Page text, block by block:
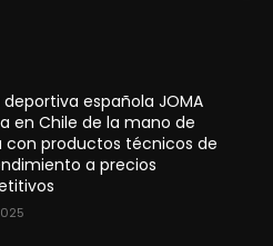
española JOMA
en Chile de la mano de
con productos técnicos de
a precios